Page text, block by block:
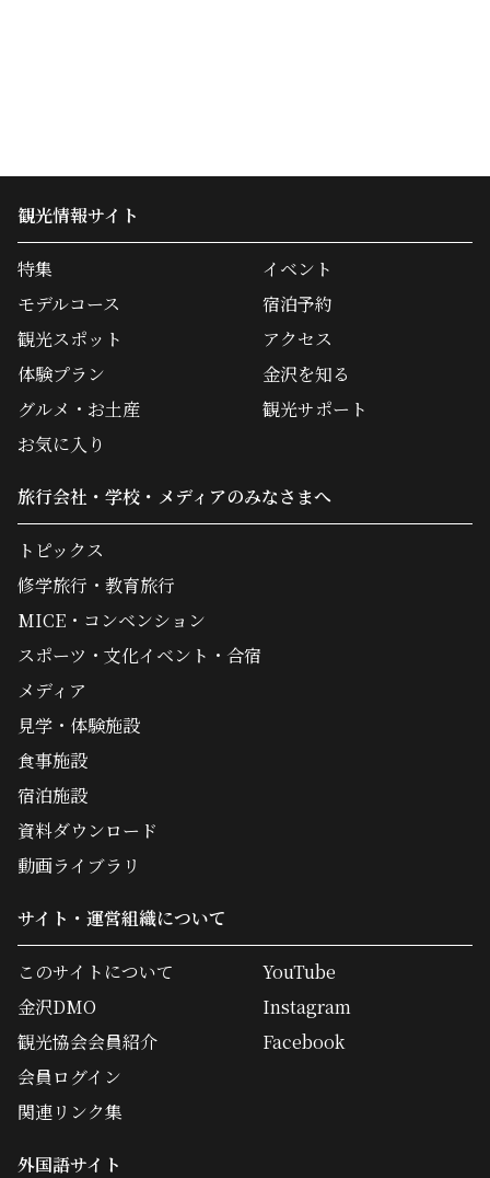
観光情報サイト
特集
モデルコース
観光スポット
体験プラン
グルメ・お土産
イベント
宿泊予約
アクセス
金沢を知る
観光サポート
お気に入り
旅行会社・学校・メディアのみなさまへ
トピックス
修学旅行・教育旅行
MICE・コンベンション
スポーツ・文化イベント・合宿
メディア
見学・体験施設
食事施設
宿泊施設
資料ダウンロード
動画ライブラリ
サイト・運営組織について
このサイトについて
金沢DMO
観光協会会員紹介
会員ログイン
関連リンク集
YouTube
Instagram
Facebook
外国語サイト